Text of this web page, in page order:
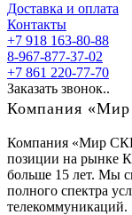
Доставка и оплата
Контакты
+7 918 163-80-88
8-967-877-37-02
+7 861 220-77-70
Заказать звонок..
Компания
Компания «Мир
позиции на рынке
больше 15 лет. Мы
полного спектра
телекоммуникаций.